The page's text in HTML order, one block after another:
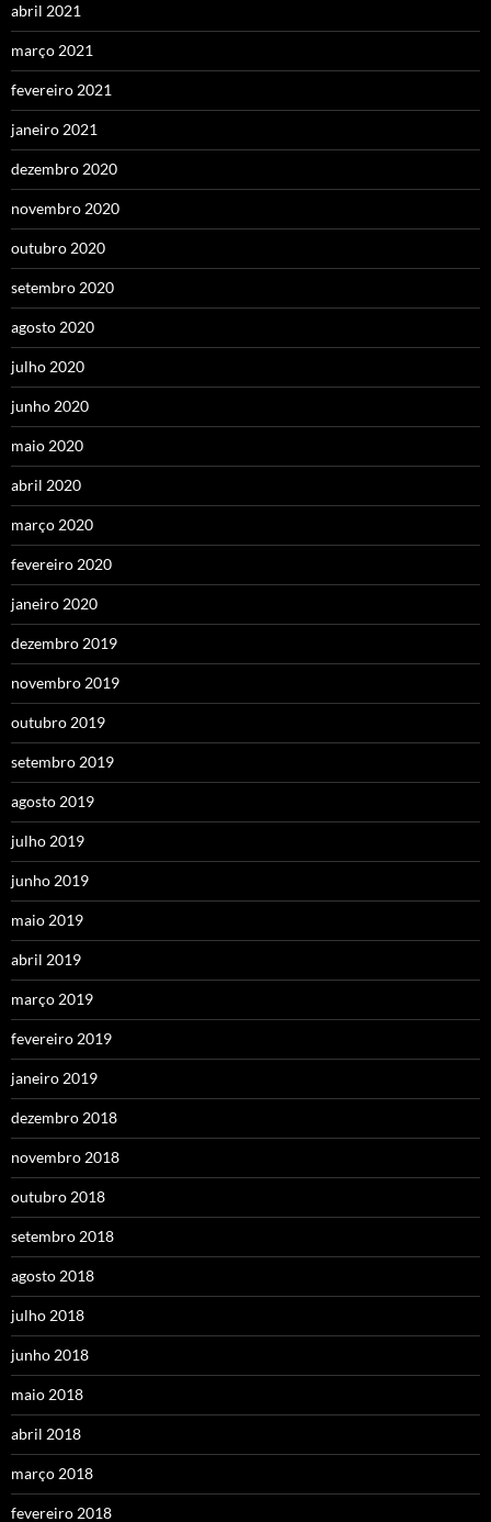
abril 2021
março 2021
fevereiro 2021
janeiro 2021
dezembro 2020
novembro 2020
outubro 2020
setembro 2020
agosto 2020
julho 2020
junho 2020
maio 2020
abril 2020
março 2020
fevereiro 2020
janeiro 2020
dezembro 2019
novembro 2019
outubro 2019
setembro 2019
agosto 2019
julho 2019
junho 2019
maio 2019
abril 2019
março 2019
fevereiro 2019
janeiro 2019
dezembro 2018
novembro 2018
outubro 2018
setembro 2018
agosto 2018
julho 2018
junho 2018
maio 2018
abril 2018
março 2018
fevereiro 2018